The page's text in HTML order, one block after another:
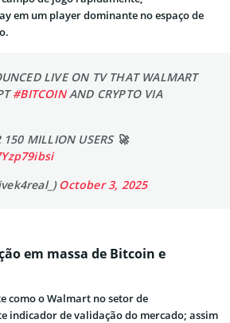
em um player dominante no espaço de
LIVE ON TV THAT WALMART
#BITCOINAND CRYPTO VIA
150 MILLION USERS 🚀
October 3, 2025
em massa de Bitcoin e
como o Walmart no setor de
indicador de validação do mercado; assim